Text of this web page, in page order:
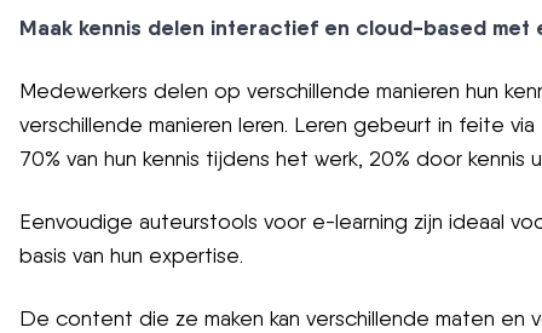
Maak kennis delen interactief en cloud-based met
Medewerkers delen op verschillende manieren hun
verschillende manieren leren. Leren gebeurt in feite
70% van hun kennis tijdens het werk, 20% door
Eenvoudige auteurstools voor e-learning zijn ideaal
basis van hun expertise.
De content die ze maken kan verschillende maten en